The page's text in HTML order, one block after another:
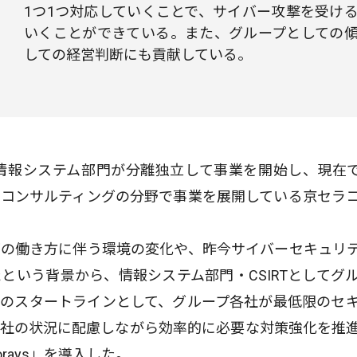
1つ1つ対応していくことで、サイバー攻撃を受け
いくことができている。また、グループとしての
しての経営判断にも貢献している。
報システム部門が分離独立して事業を開始し、現在
ンサルティングの分野で事業を展開している京セラ
働き方に伴う環境の変化や、昨今サイバーセキュリ
いう背景から、情報システム部門・CSIRTとしてグ
スタートラインとして、グループ各社が最低限のセ
の状況に配慮しながら効率的に必要な対策強化を推